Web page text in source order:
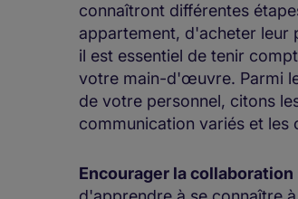
connaîtront différentes
appartement, d'acheter leur
il est essentiel de tenir
votre main-d'œuvre. Parmi
de votre personnel, citons
communication variés et
Encourager la collaboration